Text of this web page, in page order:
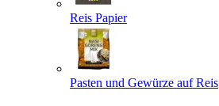
Reis Papier
Pasten und Gewürze auf Reis